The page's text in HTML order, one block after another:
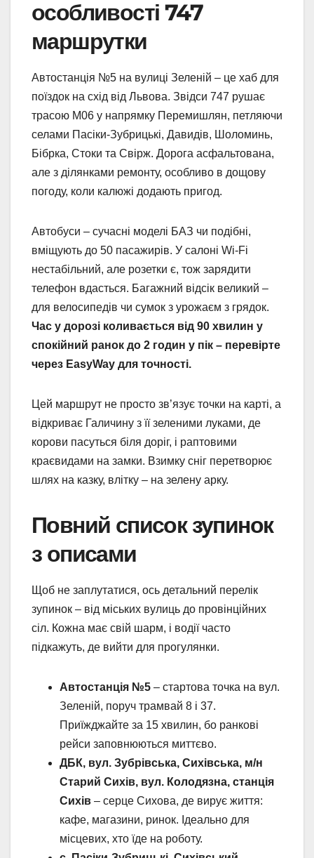
особливості 747
маршрутки
Автостанція №5 на вулиці Зеленій – це хаб для
поїздок на схід від Львова. Звідси 747 рушає
трасою М06 у напрямку Перемишлян, петляючи
селами Пасіки-Зубрицькі, Давидів, Шоломинь,
Бібрка, Стоки та Свірж. Дорога асфальтована,
але з ділянками ремонту, особливо в дощову
погоду, коли калюжі додають пригод.
Автобуси – сучасні моделі БАЗ чи подібні,
вміщують до 50 пасажирів. У салоні Wi-Fi
нестабільний, але розетки є, тож зарядити
телефон вдасться. Багажний відсік великий –
для велосипедів чи сумок з урожаєм з грядок.
Час у дорозі коливається від 90 хвилин у
спокійний ранок до 2 годин у пік – перевірте
через EasyWay для точності.
Цей маршрут не просто зв’язує точки на карті, а
відкриває Галичину з її зеленими луками, де
корови пасуться біля доріг, і раптовими
краєвидами на замки. Взимку сніг перетворює
шлях на казку, влітку – на зелену арку.
Повний список зупинок
з описами
Щоб не заплутатися, ось детальний перелік
зупинок – від міських вулиць до провінційних
сіл. Кожна має свій шарм, і водії часто
підкажуть, де вийти для прогулянки.
Автостанція №5 – стартова точка на вул.
Зеленій, поруч трамвай 8 і 37.
Приїжджайте за 15 хвилин, бо ранкові
рейси заповнюються миттєво.
ДБК, вул. Зубрівська, Сихівська, м/н
Старий Сихів, вул. Колодязна, станція
Сихів – серце Сихова, де вирує життя:
кафе, магазини, ринок. Ідеально для
місцевих, хто їде на роботу.